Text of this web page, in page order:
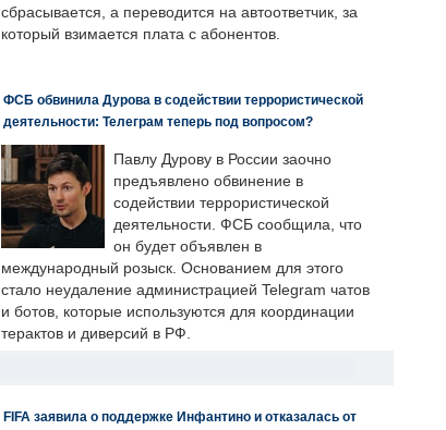
сбрасывается, а переводится на автоответчик, за
который взимается плата с абонентов.
ФСБ обвинила Дурова в содействии террористической
деятельности: Телеграм теперь под вопросом?
Павлу Дурову в России заочно
предъявлено обвинение в
содействии террористической
деятельности. ФСБ сообщила, что
он будет объявлен в
международный розыск. Основанием для этого
стало неудаление администрацией Telegram чатов
и ботов, которые используются для координации
терактов и диверсий в РФ.
FIFA заявила о поддержке Инфантино и отказалась от